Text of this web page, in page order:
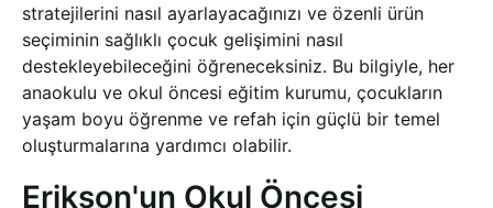
stratejilerini nasıl ayarlayacağınızı ve özenli ürün
seçiminin sağlıklı çocuk gelişimini nasıl
destekleyebileceğini öğreneceksiniz. Bu bilgiyle, her
anaokulu ve okul öncesi eğitim kurumu, çocukların
yaşam boyu öğrenme ve refah için güçlü bir temel
oluşturmalarına yardımcı olabilir.
Erikson'un Okul Öncesi